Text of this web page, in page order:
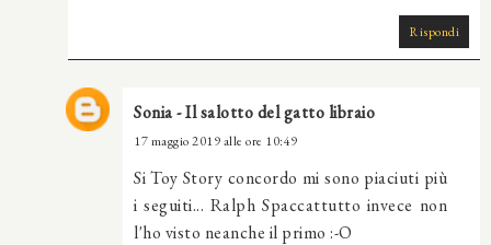
Rispondi
Sonia - Il salotto del gatto libraio
17 maggio 2019 alle ore 10:49
Si Toy Story concordo mi sono piaciuti più
i seguiti... Ralph Spaccattutto invece non
l'ho visto neanche il primo :-O